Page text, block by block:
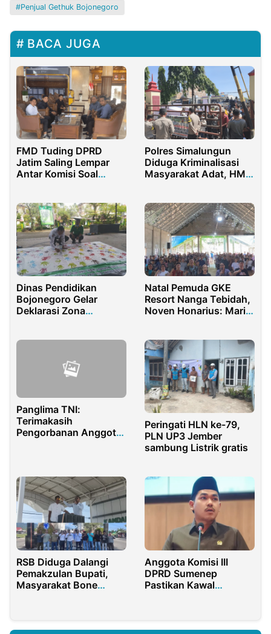
Penjual Gethuk Bojonegoro
BACA JUGA
FMD Tuding DPRD
Jatim Saling Lempar
Antar Komisi Soal
Polres Simalungun
Diduga Kriminalisasi
Masyarakat Adat, HMI
Dinas Pendidikan
Bojonegoro Gelar
Deklarasi Zona
Natal Pemuda GKE
Resort Nanga Tebidah,
Noven Honarius: Mari
Panglima TNI:
Terimakasih
Pengorbanan Anggota
Peringati HLN ke-79,
PLN UP3 Jember
sambung Listrik gratis
RSB Diduga Dalangi
Pemakzulan Bupati,
Masyarakat Bone
Anggota Komisi III
DPRD Sumenep
Pastikan Kawal